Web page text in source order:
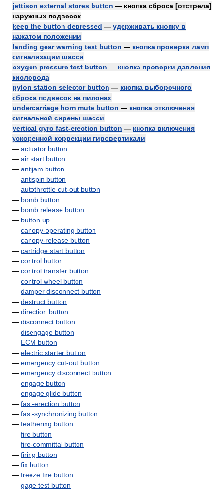
jettison external stores button — кнопка сброса [отстрела]
наружных подвесок
keep the button depressed — удерживать кнопку в
нажатом положении
landing gear warning test button — кнопка проверки ламп
сигнализации шасси
oxygen pressure test button — кнопка проверки давления
кислорода
pylon station selector button — кнопка выборочного
сброса подвесок на пилонах
undercarriage horn mute button — кнопка отключения
сигнальной сирены шасси
vertical gyro fast-erection button — кнопка включения
ускоренной коррекции гировертикали
— actuator button
— air start button
— antijam button
— antispin button
— autothrottle cut-out button
— bomb button
— bomb release button
— button up
— canopy-operating button
— canopy-release button
— cartridge start button
— control button
— control transfer button
— control wheel button
— damper disconnect button
— destruct button
— direction button
— disconnect button
— disengage button
— ECM button
— electric starter button
— emergency cut-out button
— emergency disconnect button
— engage button
— engage glide button
— fast-erection button
— fast-synchronizing button
— feathering button
— fire button
— fire-committal button
— firing button
— fix button
— freeze fire button
— gage test button